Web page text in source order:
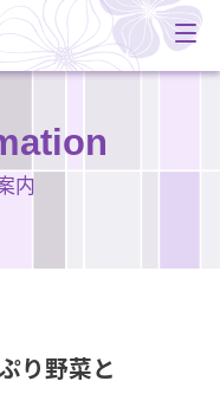
内
り野菜と